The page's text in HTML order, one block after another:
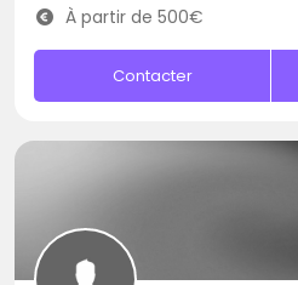
À partir de 500€
Contacter